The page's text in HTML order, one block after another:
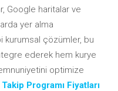
Google haritalar ve
yer alma
kurumsal çözümler, bu
ederek hem kurye
optimize
Programı Fiyatları